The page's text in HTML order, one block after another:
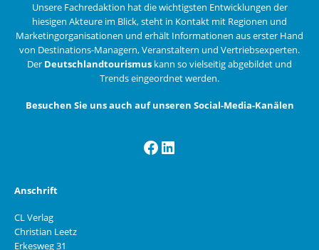
Unsere Fachredaktion hat die wichtigsten Entwicklungen der
hiesigen Akteure im Blick, steht in Kontakt mit Regionen und
Marketingorganisationen und erhält Informationen aus erster Hand
von Destinations-Managern, Veranstaltern und Vertriebsexperten.
Der Deutschlandtourismus kann so vielseitig abgebildet und
Trends eingeordnet werden.
Besuchen Sie uns auch auf unseren Social-Media-Kanälen
Facebook
LinkedIn
Anschrift
CL Verlag
Christian Leetz
Erkesweg 31